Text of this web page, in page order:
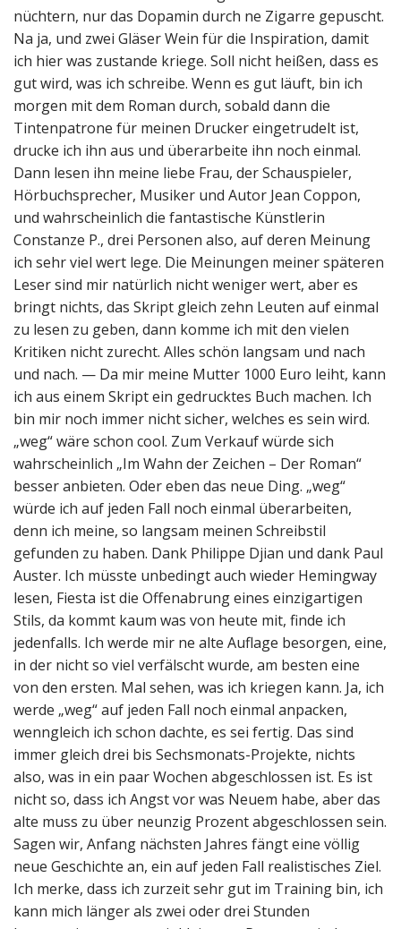
nüchtern, nur das Dopamin durch ne Zigarre gepuscht.
Na ja, und zwei Gläser Wein für die Inspiration, damit
ich hier was zustande kriege. Soll nicht heißen, dass es
gut wird, was ich schreibe. Wenn es gut läuft, bin ich
morgen mit dem Roman durch, sobald dann die
Tintenpatrone für meinen Drucker eingetrudelt ist,
drucke ich ihn aus und überarbeite ihn noch einmal.
Dann lesen ihn meine liebe Frau, der Schauspieler,
Hörbuchsprecher, Musiker und Autor Jean Coppon,
und wahrscheinlich die fantastische Künstlerin
Constanze P., drei Personen also, auf deren Meinung
ich sehr viel wert lege. Die Meinungen meiner späteren
Leser sind mir natürlich nicht weniger wert, aber es
bringt nichts, das Skript gleich zehn Leuten auf einmal
zu lesen zu geben, dann komme ich mit den vielen
Kritiken nicht zurecht. Alles schön langsam und nach
und nach. — Da mir meine Mutter 1000 Euro leiht, kann
ich aus einem Skript ein gedrucktes Buch machen. Ich
bin mir noch immer nicht sicher, welches es sein wird.
„weg“ wäre schon cool. Zum Verkauf würde sich
wahrscheinlich „Im Wahn der Zeichen – Der Roman“
besser anbieten. Oder eben das neue Ding. „weg“
würde ich auf jeden Fall noch einmal überarbeiten,
denn ich meine, so langsam meinen Schreibstil
gefunden zu haben. Dank Philippe Djian und dank Paul
Auster. Ich müsste unbedingt auch wieder Hemingway
lesen, Fiesta ist die Offenabrung eines einzigartigen
Stils, da kommt kaum was von heute mit, finde ich
jedenfalls. Ich werde mir ne alte Auflage besorgen, eine,
in der nicht so viel verfälscht wurde, am besten eine
von den ersten. Mal sehen, was ich kriegen kann. Ja, ich
werde „weg“ auf jeden Fall noch einmal anpacken,
wenngleich ich schon dachte, es sei fertig. Das sind
immer gleich drei bis Sechsmonats-Projekte, nichts
also, was in ein paar Wochen abgeschlossen ist. Es ist
nicht so, dass ich Angst vor was Neuem habe, aber das
alte muss zu über neunzig Prozent abgeschlossen sein.
Sagen wir, Anfang nächsten Jahres fängt eine völlig
neue Geschichte an, ein auf jeden Fall realistisches Ziel.
Ich merke, dass ich zurzeit sehr gut im Training bin, ich
kann mich länger als zwei oder drei Stunden